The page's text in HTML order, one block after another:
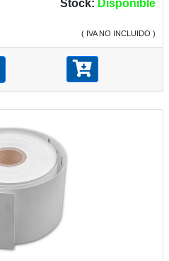
Stock: Disponible
( IVA NO INCLUIDO )